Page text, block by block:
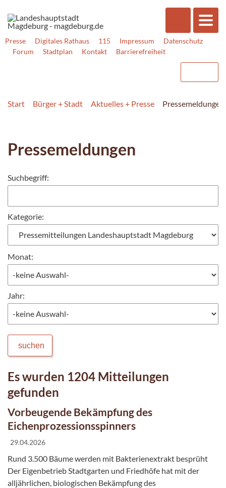
Presse Digitales Rathaus 115 Impressum
Datenschutz
Forum
Stadtplan Kontakt Barrierefreiheit
Start Bürger + Stadt Aktuelles + Presse Pressemeldungen
Pressemeldungen
Suchbegriff:
Kategorie:
Monat:
Jahr:
suchen
Es wurden 1204 Mitteilungen
gefunden
Vorbeugende Bekämpfung des
Eichenprozessionsspinners
29.04.2026
Rund 3.500 Bäume werden mit Bakterienextrakt besprüht
Der Eigenbetrieb Stadtgarten und Friedhöfe hat mit der
alljährlichen, biologischen Bekämpfung des